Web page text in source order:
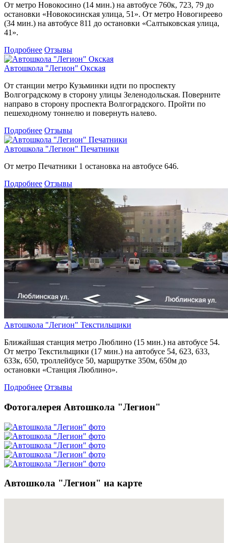
От метро Новокосино (14 мин.) на автобусе 760к, 723, 79 до
остановки «Новокосинская улица, 51». От метро Новогиреево
(34 мин.) на автобусе 811 до остановки «Салтыковская улица,
41».
Подробнее Отзывы
Автошкола "Легион" Окская
От станции метро Кузьминки идти по проспекту
Волгоградскому в сторону улицы Зеленодольская. Поверните
направо в сторону проспекта Волгоградского. Пройти по
пешеходному тоннелю и повернуть налево.
Подробнее Отзывы
Автошкола "Легион" Печатники
От метро Печатники 1 остановка на автобусе 646.
Подробнее Отзывы
Автошкола "Легион" Текстильщики
Ближайшая станция метро Люблино (15 мин.) на автобусе 54.
От метро Текстильщики (17 мин.) на автобусе 54, 623, 633,
633к, 650, троллейбусе 50, маршрутке 350м, 650м до
остановки «Станция Люблино».
Подробнее Отзывы
Фотогалерея Автошкола "Легион"
Автошкола "Легион" на карте